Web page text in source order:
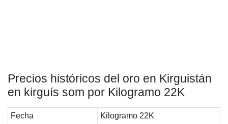
Precios históricos del oro en Kirguistán
en kirguís som por Kilogramo 22K
Fecha
Kilogramo 22K